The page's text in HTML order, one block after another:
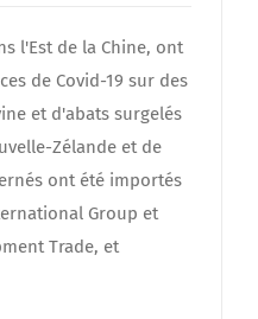
l'Est de la Chine, ont
de Covid-19 sur des
et d'abats surgelés
Zélande et de
ont été importés
Group et
Trade, et